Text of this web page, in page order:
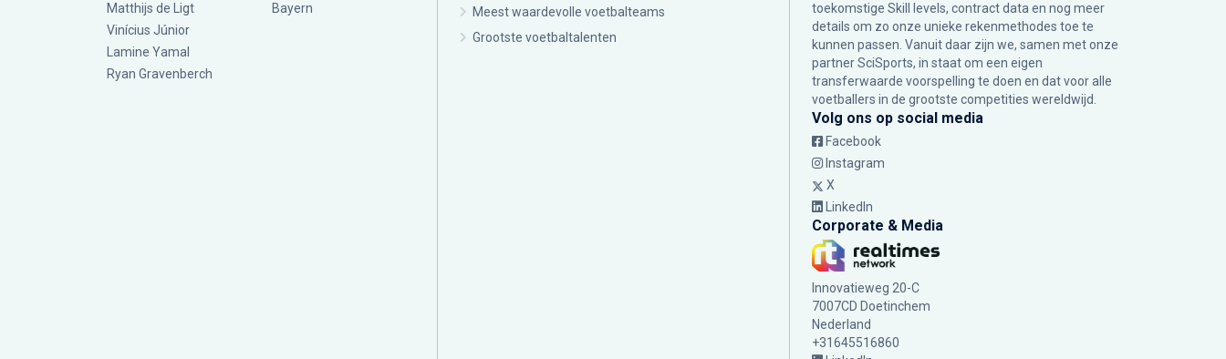
Matthijs de Ligt
Vinícius Júnior
Lamine Yamal
Ryan Gravenberch
Bayern
Meest waardevolle voetbalteams
Grootste voetbaltalenten
toekomstige Skill levels, contract data en nog meer
details om zo onze unieke rekenmethodes toe te
kunnen passen. Vanuit daar zijn we, samen met onze
partner SciSports, in staat om een eigen
transferwaarde voorspelling te doen en dat voor alle
voetballers in de grootste competities wereldwijd.
Volg ons op social media
Facebook
Instagram
X
LinkedIn
Corporate & Media
Innovatieweg 20-C
7007CD Doetinchem
Nederland
+31645516860